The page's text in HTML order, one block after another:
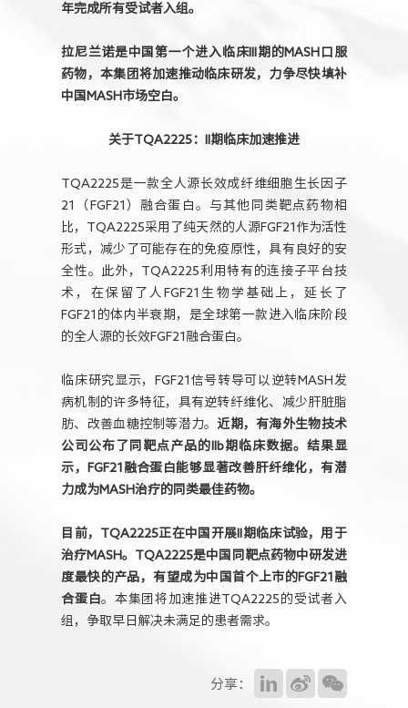
年完成所有受试者入组。
拉尼兰诺是中国第一个进入临床III期的MASH口服
药物，本集团将加速推动临床研发，力争尽快填补
中国MASH市场空白。
关于TQA2225：II期临床加速推进
TQA2225是一款全人源长效成纤维细胞生长因子
21（FGF21）融合蛋白。与其他同类靶点药物相
比，TQA2225采用了纯天然的人源FGF21作为活性
形式，减少了可能存在的免疫原性，具有良好的安
全性。此外，TQA2225利用特有的连接子平台技
术，在保留了人FGF21生物学基础上，延长了
FGF21的体内半衰期，是全球第一款进入临床阶段
的全人源的长效FGF21融合蛋白。
临床研究显示，FGF21信号转导可以逆转MASH发
病机制的许多特征，具有逆转纤维化、减少肝脏脂
肪、改善血糖控制等潜力。 近期，有海外生物技术
公司公布了同靶点产品的IIb期临床数据。结果显
示，FGF21融合蛋白能够显著改善肝纤维化，有潜
力成为MASH治疗的同类最佳药物。
目前，TQA2225正在中国开展II期临床试验，用于
治疗MASH。TQA2225是中国同靶点药物中研发进
度最快的产品，有望成为中国首个上市的FGF21融
合蛋白。本集团将加速推进TQA2225的受试者入
组，争取早日解决未满足的患者需求。
分享：